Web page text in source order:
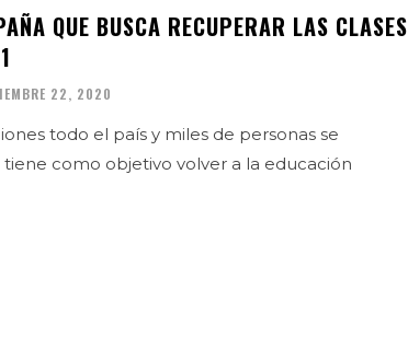
QUE BUSCA RECUPERAR LAS CLASES
22, 2020
todo el país y miles de personas se
como objetivo volver a la educación